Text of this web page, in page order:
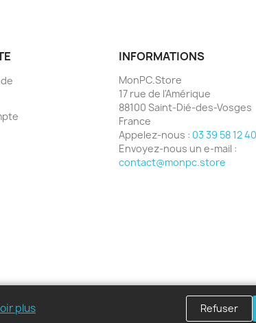
INFORMATIONS
MonPC.Store
17 rue de l'Amérique
88100 Saint-Dié-des-Vosges
France
Appelez-nous : 03 39 58 12 40
Envoyez-nous un e-mail :
contact@monpc.store
plus Refuser